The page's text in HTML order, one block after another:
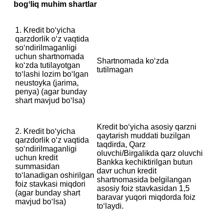
bogʻliq muhim shartlar
1. Kredit boʻyicha
qarzdorlik oʻz vaqtida
soʻndirilmaganligi
uchun shartnomada
koʻzda tutilayotgan
toʻlashi lozim boʻlgan
neustoyka (jarima,
penya) (agar bunday
shart mavjud boʻlsa)
Shartnomada ko‘zda
tutilmagan
2. Kredit boʻyicha
qarzdorlik oʻz vaqtida
soʻndirilmaganligi
uchun kredit
summasidan
toʻlanadigan oshirilgan
foiz stavkasi miqdori
‎(agar bunday shart
mavjud boʻlsa)
Kredit bo‘yicha asosiy qarzni
qaytarish muddati buzilgan
taqdirda, Qarz
oluvchi/Birgalikda qarz oluvchi
Bankka kechiktirilgan butun
davr uchun kredit
shartnomasida belgilangan
asosiy foiz stavkasidan 1,5
baravar yuqori miqdorda foiz
to‘laydi.